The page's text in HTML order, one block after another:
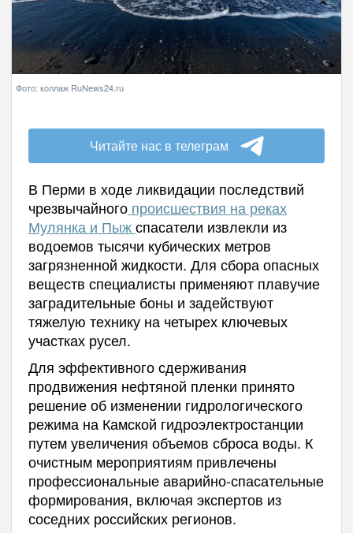
Фото: коллаж RuNews24.ru
Читайте нас в телеграм
В Перми в ходе ликвидации последствий
чрезвычайногопроисшествия на реках
Мулянка и Пыжспасатели извлекли из
водоемов тысячи кубических метров
загрязненной жидкости. Для сбора опасных
веществ специалисты применяют плавучие
заградительные боны и задействуют
тяжелую технику на четырех ключевых
участках русел.
Для эффективного сдерживания
продвижения нефтяной пленки принято
решение об изменении гидрологического
режима на Камской гидроэлектростанции
путем увеличения объемов сброса воды. К
очистным мероприятиям привлечены
профессиональные аварийно-спасательные
формирования, включая экспертов из
соседних российских регионов.